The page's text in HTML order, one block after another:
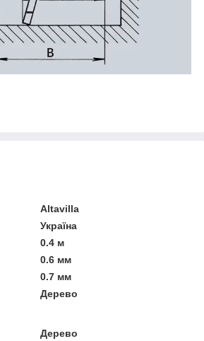
Altavilla
Україна
0.4 м
0.6 мм
0.7 мм
Дерево
Дерево